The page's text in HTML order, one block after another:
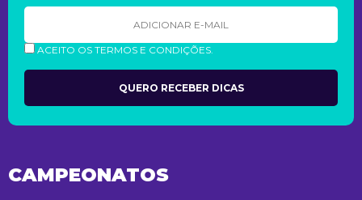
ACEITO OS TERMOS E CONDIÇÕES.
CAMPEONATOS